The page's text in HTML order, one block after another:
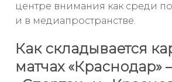
центре внимания как среди
и в медиапространстве.
Как складывается
матчах «Краснодар»